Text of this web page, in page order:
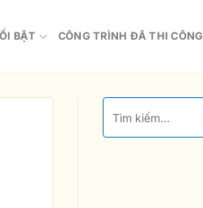
BẬT CÔNG TRÌNH ĐÃ THI CÔNG